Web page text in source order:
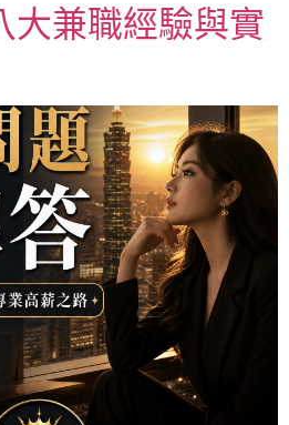
大兼職經驗與實